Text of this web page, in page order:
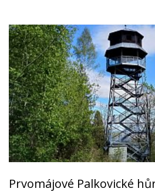
Prvomájové Palkovické